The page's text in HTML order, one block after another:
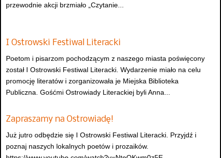
przewodnie akcji brzmiało „Czytanie...
I Ostrowski Festiwal Literacki
Poetom i pisarzom pochodzącym z naszego miasta poświęcony
został I Ostrowski Festiwal Literacki. Wydarzenie miało na celu
promocję literatów i zorganizowała je Miejska Biblioteka
Publiczna. Gośćmi Ostrowiady Literackiej byli Anna...
Zapraszamy na Ostrowiadę!
Już jutro odbędzie się I Ostrowski Festiwal Literacki. Przyjdź i
poznaj naszych lokalnych poetów i prozaików.